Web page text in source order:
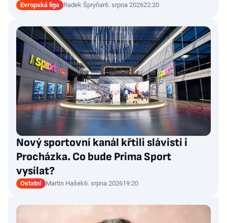
Evropská liga Radek Špryňar6. srpna 202622:20
Nový sportovní kanál křtili slávisti i
Procházka. Co bude Prima Sport
vysílat?
Ostatní Martin Hašek6. srpna 202619:20